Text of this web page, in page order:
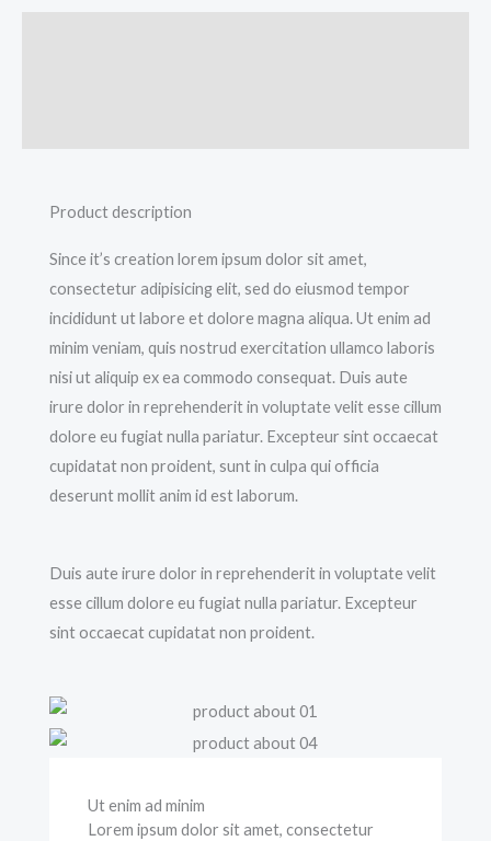
Product description
Since it’s creation lorem ipsum dolor sit amet,
consectetur adipisicing elit, sed do eiusmod tempor
incididunt ut labore et dolore magna aliqua. Ut enim ad
minim veniam, quis nostrud exercitation ullamco laboris
nisi ut aliquip ex ea commodo consequat. Duis aute
irure dolor in reprehenderit in voluptate velit esse cillum
dolore eu fugiat nulla pariatur. Excepteur sint occaecat
cupidatat non proident, sunt in culpa qui officia
deserunt mollit anim id est laborum.
Duis aute irure dolor in reprehenderit in voluptate velit
esse cillum dolore eu fugiat nulla pariatur. Excepteur
sint occaecat cupidatat non proident.
Ut enim ad minim
Lorem ipsum dolor sit amet, consectetur